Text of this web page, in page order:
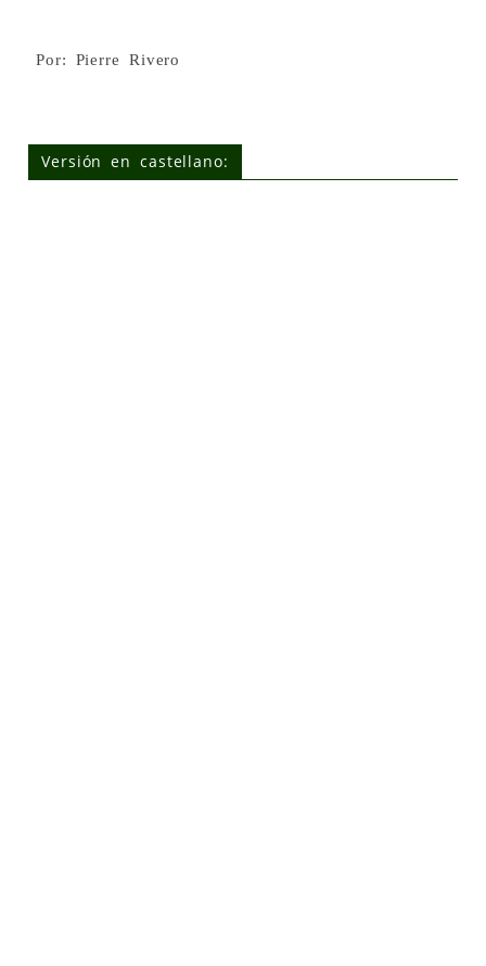
Por: Pierre Rivero
Versión en castellano: